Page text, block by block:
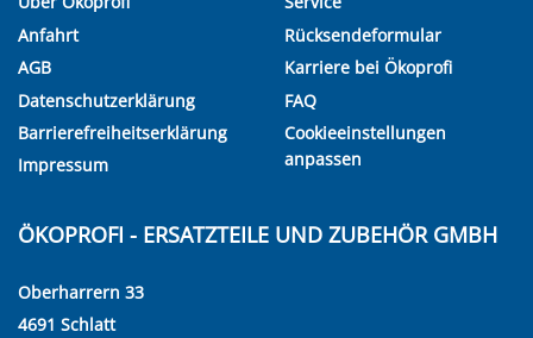
Anfahrt
AGB
Datenschutzerklärung
Barrierefreiheitserklärung
Impressum
Rücksendeformular
Karriere bei Ökoprofi
FAQ
Cookieeinstellungen
anpassen
ÖKOPROFI - ERSATZTEILE UND ZUBEHÖR GMBH
Oberharrern 33
4691 Schlatt